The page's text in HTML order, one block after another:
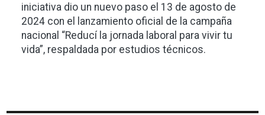
iniciativa dio un nuevo paso el 13 de agosto de
2024 con el lanzamiento oficial de la campaña
nacional “Reducí la jornada laboral para vivir tu
vida”, respaldada por estudios técnicos.